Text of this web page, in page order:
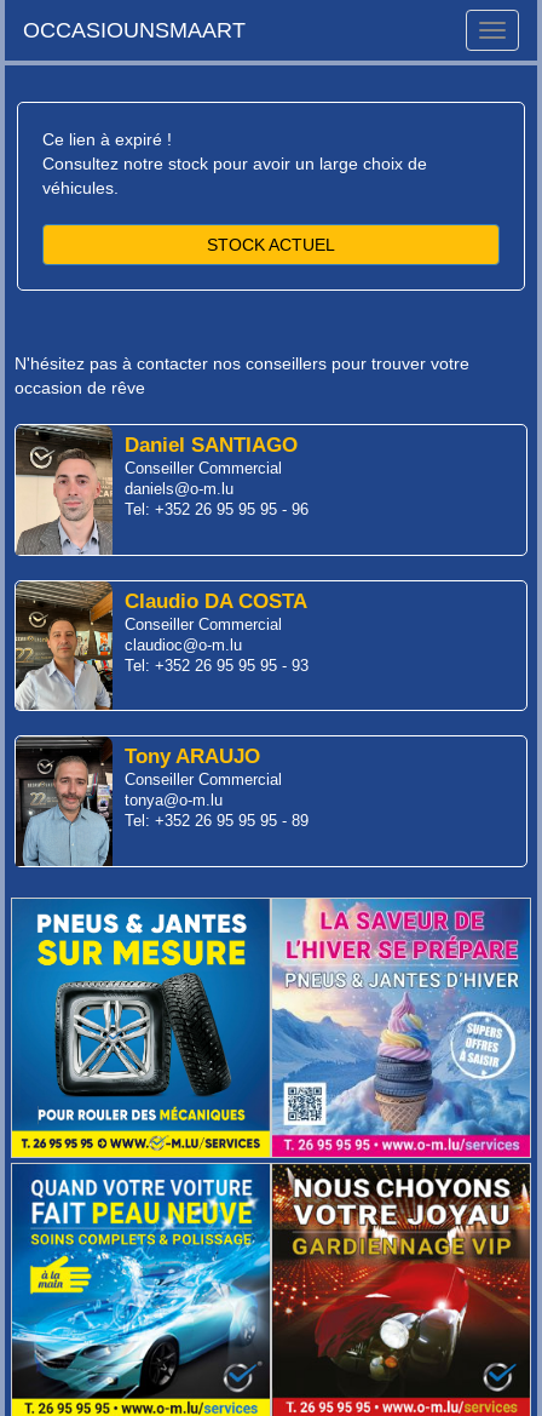
Toggle
OCCASIOUNSMAART
Ce lien à expiré !
Consultez notre stock pour avoir un large choix de
véhicules.
STOCK ACTUEL
N'hésitez pas à contacter nos conseillers pour trouver votre
occasion de rêve
Daniel SANTIAGO
Conseiller Commercial
daniels@o-m.lu
Tel: +352 26 95 95 95 - 96
Claudio DA COSTA
Conseiller Commercial
claudioc@o-m.lu
Tel: +352 26 95 95 95 - 93
Tony ARAUJO
Conseiller Commercial
tonya@o-m.lu
Tel: +352 26 95 95 95 - 89